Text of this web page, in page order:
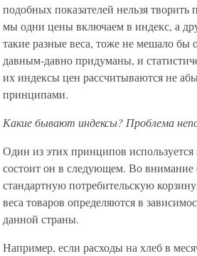
подобных показателей нельзя
мы одни цены включаем в индекс, а
такие разные веса, тоже не мешало бы
давным-давно придуманы, и
их индексы цен рассчитываются не
принципами.
Какие бывают индексы? Проблема
Один из этих принципов
состоит он в следующем. Во внимание
стандартную потребительскую
веса товаров определяются в
данной страны.
Например, если расходы на хлеб в